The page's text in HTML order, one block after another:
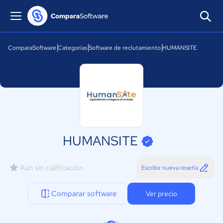
ComparaSoftware CategoríasSoftware de reclutamiento HUMANSITE
HUMANSITE
Aún sin calificación Escribir nueva reseña
Comparar software Ver precio